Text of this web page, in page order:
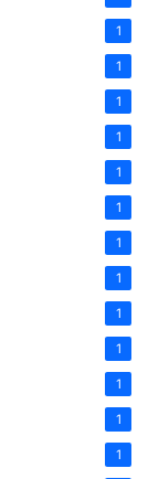
1
1
1
1
1
1
1
1
1
1
1
1
1